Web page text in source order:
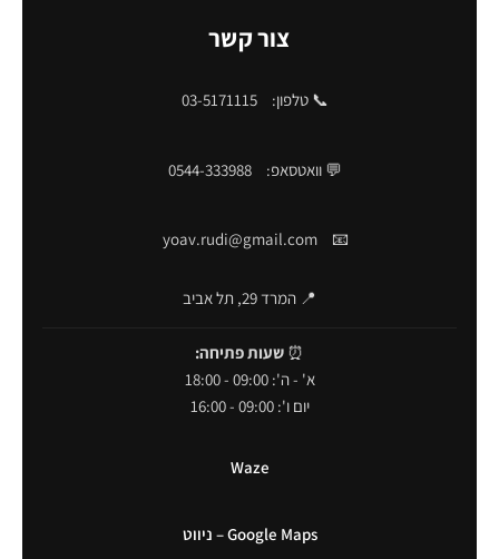
צור קשר
📞 טלפון: 03-5171115
💬 וואטסאפ: 0544-333988
📧
yoav.rudi@gmail.com
📍 המרד 29, תל אביב
⏰ שעות פתיחה:
א' - ה': 09:00 - 18:00
יום ו': 09:00 - 16:00
Waze
Google Maps – ניווט